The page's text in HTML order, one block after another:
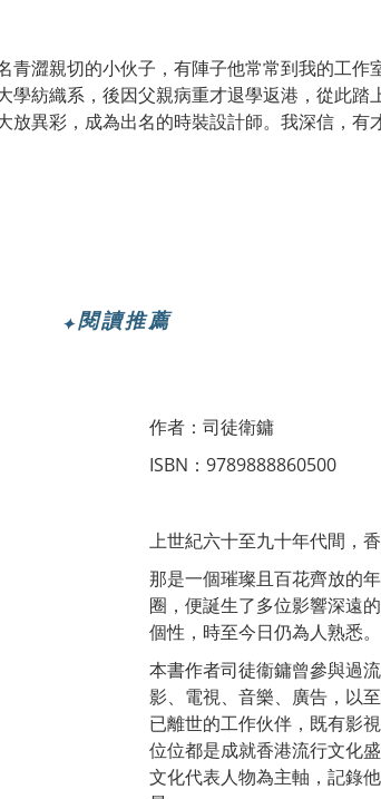
澀親切的小伙子，有陣子他常常到我的工
紡織系，後因父親病重才退學返港，從此
異彩，成為出名的時裝設計師。我深信，有
✦閱讀推薦
作者：司徒衛鏞
ISBN：9789888860500
上世紀六十至九十年代間，
那是一個璀璨且百花齊放的
圈，便誕生了多位影響深遠
個性，時至今日仍為人熟悉。
本書作者司徒衞鏞曾參與過
影、電視、音樂、廣告，以
已離世的工作伙伴，既有影
位位都是成就香港流行文化
文化代表人物為主軸，記錄